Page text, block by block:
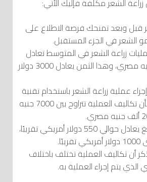
قبل وبعد تمنحك فرصة الاطلاع على
الشعر في الجزء المستقبل.
زراعة الشعر في المتوسط تعادل
50 ألف جنيه مصري، وهذا الثمن يعادل 3000 دولار
عملية زراعة الشعر باستخدام تقنية
الشريحة، فأن تكاليف العملية تتراوح بين 7000 جنيه
وهذا المبلغ يعادل حوالي 550 دولار أمريكي تقريبًا،
أن تكاليف العملية تختلف باختلاف
الذي يتم إجراء العملية به.